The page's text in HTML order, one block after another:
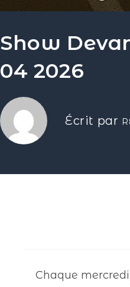
Show Devant
04 2026
Écrit par
Chaque